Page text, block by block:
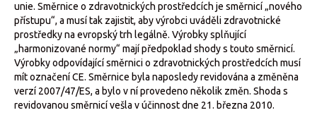
unie. Směrnice o zdravotnických prostředcích je směrnicí „nového
přístupu“, a musí tak zajistit, aby výrobci uváděli zdravotnické
prostředky na evropský trh legálně. Výrobky splňující
„harmonizované normy“ mají předpoklad shody s touto směrnicí.
Výrobky odpovídající směrnici o zdravotnických prostředcích musí
mít označení CE. Směrnice byla naposledy revidována a změněna
verzí 2007/47/ES, a bylo v ní provedeno několik změn. Shoda s
revidovanou směrnicí vešla v účinnost dne 21. března 2010.